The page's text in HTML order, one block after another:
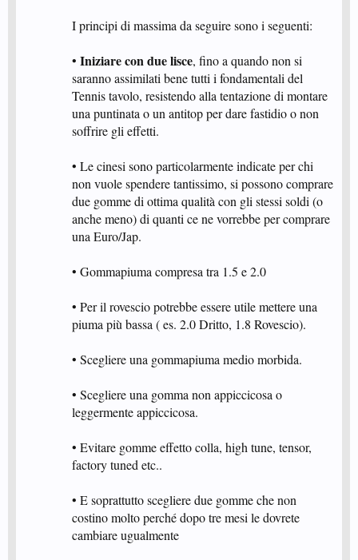
I principi di massima da seguire sono i seguenti:
• Iniziare con due lisce, fino a quando non si
saranno assimilati bene tutti i fondamentali del
Tennis tavolo, resistendo alla tentazione di montare
una puntinata o un antitop per dare fastidio o non
soffrire gli effetti.
• Le cinesi sono particolarmente indicate per chi
non vuole spendere tantissimo, si possono comprare
due gomme di ottima qualità con gli stessi soldi (o
anche meno) di quanti ce ne vorrebbe per comprare
una Euro/Jap.
• Gommapiuma compresa tra 1.5 e 2.0
• Per il rovescio potrebbe essere utile mettere una
piuma più bassa ( es. 2.0 Dritto, 1.8 Rovescio).
• Scegliere una gommapiuma medio morbida.
• Scegliere una gomma non appiccicosa o
leggermente appiccicosa.
• Evitare gomme effetto colla, high tune, tensor,
factory tuned etc..
• E soprattutto scegliere due gomme che non
costino molto perché dopo tre mesi le dovrete
cambiare ugualmente